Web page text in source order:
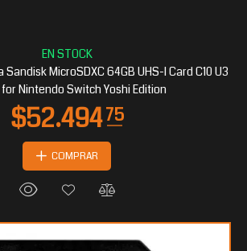
MicroSDXC 64GB UHS-I Card C10 U3
for Nintendo Switch Yoshi Edition
COMPRAR